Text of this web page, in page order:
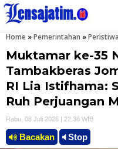
Home »Pemerintahan »Peristiwa
Muktamar ke-35
Tambakberas
RI Lia Istifhama:
Ruh Perjuangan
Rabu, 08 Juli 2026 | 22.36 WIB
Bacakan Stop